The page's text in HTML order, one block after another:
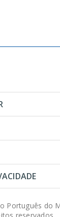
Português do